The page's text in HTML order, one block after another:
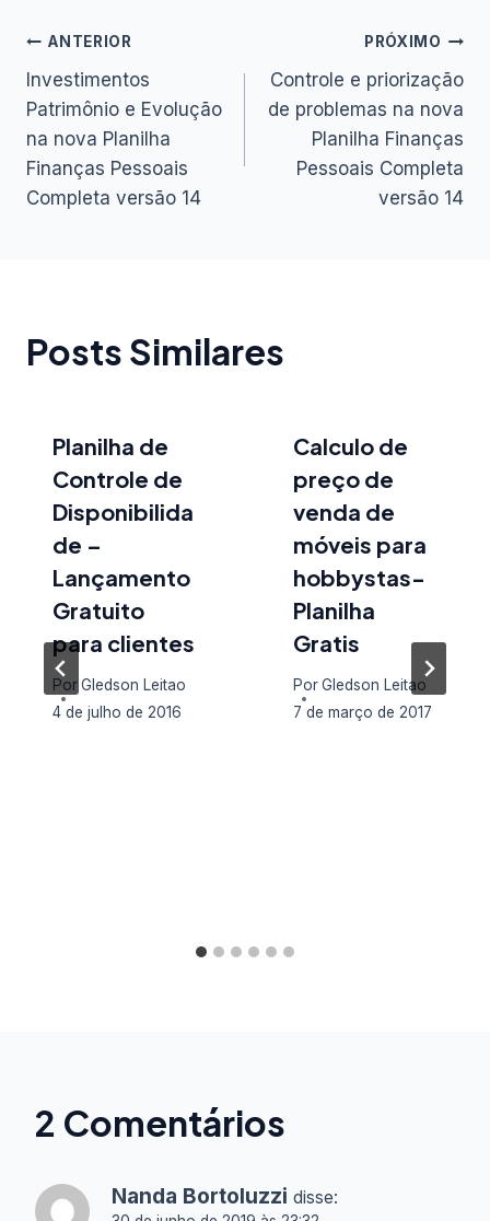
Navegação
de
Post
ANTERIOR
Investimentos
Patrimônio e Evolução
na nova Planilha
Finanças Pessoais
Completa versão 14
PRÓXIMO
Controle e priorização
de problemas na nova
Planilha Finanças
Pessoais Completa
versão 14
Posts Similares
Planilha de
Controle de
Disponibilida
de –
Lançamento
Gratuito
para clientes
PorGledson Leitao
4 de julho de 2016
Calculo de
preço de
venda de
móveis para
hobbystas-
Planilha
Gratis
PorGledson Leitao
7 de março de 2017
2 Comentários
Nanda Bortoluzzi disse: